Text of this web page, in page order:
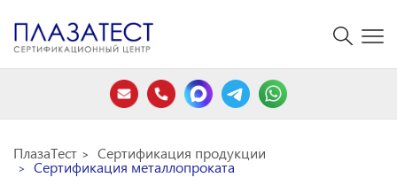
ПлазаТест Сертификация продукции
Сертификация металлопроката